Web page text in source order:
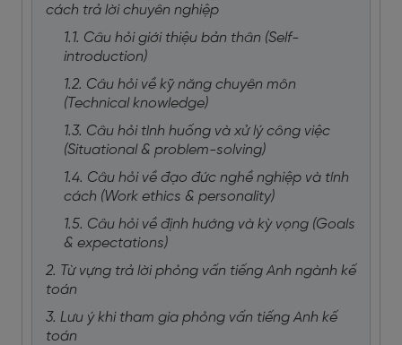
cách trả lời chuyên nghiệp
1.1. Câu hỏi giới thiệu bản thân (Self-
introduction)
1.2. Câu hỏi về kỹ năng chuyên môn
(Technical knowledge)
1.3. Câu hỏi tình huống và xử lý công việc
(Situational & problem-solving)
1.4. Câu hỏi về đạo đức nghề nghiệp và tính
cách (Work ethics & personality)
1.5. Câu hỏi về định hướng và kỳ vọng (Goals
& expectations)
2. Từ vựng trả lời phỏng vấn tiếng Anh ngành kế
toán
3. Lưu ý khi tham gia phỏng vấn tiếng Anh kế
toán